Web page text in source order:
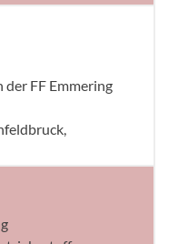
der FF Emmering